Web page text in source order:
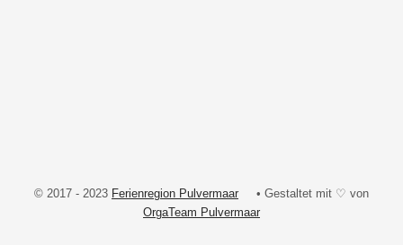
© 2017 - 2023 Ferienregion Pulvermaar • Gestaltet mit ♡ von
OrgaTeam Pulvermaar